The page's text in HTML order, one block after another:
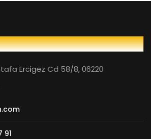
Ercigez Cd 58/8, 06220
91